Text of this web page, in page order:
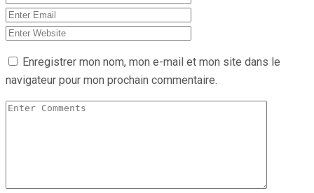
Enregistrer mon nom, mon e-mail et mon site dans le
navigateur pour mon prochain commentaire.